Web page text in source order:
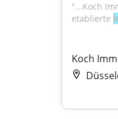
"...Koch
etablierte
Koch